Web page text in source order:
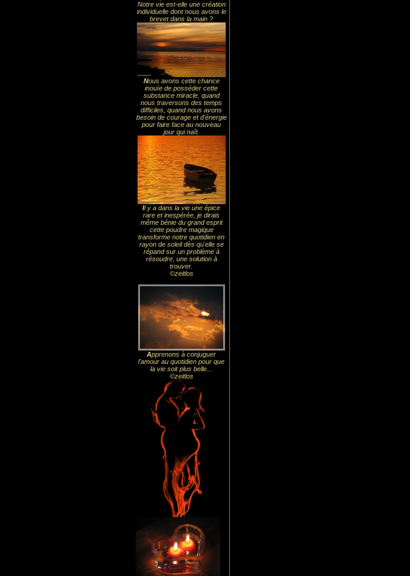
Notre vie est-elle une création
individuelle dont nous avons le
brevet dans la main ?
Nous avons cette chance
inouïe de posséder cette
substance miracle, quand
nous traversons des temps
difficiles, quand nous avons
besoin de courage et d'énergie
pour faire face au nouveau
jour qui naît.
Il y a dans la vie une épice
rare et inespérée, je dirais
même bénie du grand esprit
cette poudre magique
transforme notre quotidien en
rayon de soleil dès qu'elle se
répand sur un problème à
résoudre, une solution à
trouver.
©zeitlos
Apprenons à conjuguer
l'amour au quotidien pour que
la vie soit plus belle...
©zeitlos